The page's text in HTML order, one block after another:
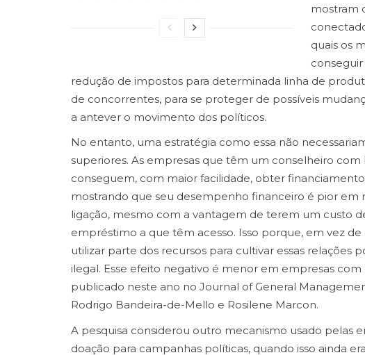
mostram
quais os
redução de impostos para determinada linha de
de concorrentes, para se proteger de possíveis
a antever o movimento dos políticos.
No entanto, uma estratégia como essa não
superiores. As empresas que têm um conselheiro
conseguem, com maior facilidade, obter
mostrando que seu desempenho financeiro é pior em
ligação, mesmo com a vantagem de terem um custo
empréstimo a que têm acesso. Isso porque, em vez
utilizar parte dos recursos para cultivar essas relações
ilegal. Esse efeito negativo é menor em empresas
publicado neste ano no Journal of General
Rodrigo Bandeira-de-Mello e Rosilene Marcon.
A pesquisa considerou outro mecanismo usado pelas
doação para campanhas políticas, quando isso ainda